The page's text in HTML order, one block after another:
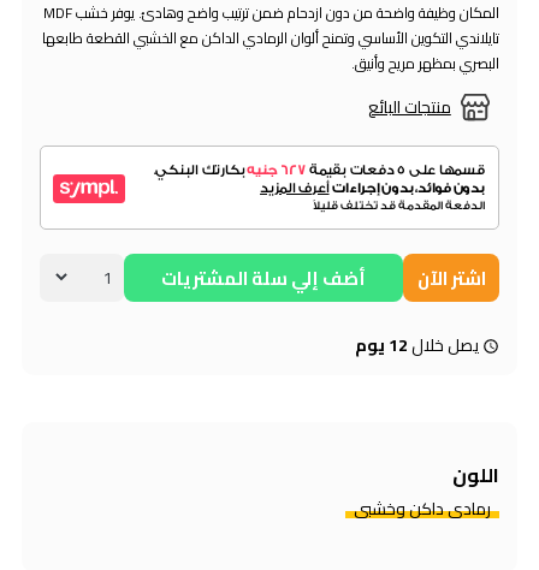
منتجات البائع
المكان وظيفة واضحة من دون ازدحام ضمن ترتيب واضح وهادئ. يوفر خشب MDF
تايلاندي التكوين الأساسي وتمنح ألوان الرمادي الداكن مع الخشبي القطعة طابعها
البصري بمظهر مريح وأنيق.
اشتر الآن أضف إلي سلة المشتريات
يصل خلال12 يوم
اللون
رمادي داكن وخشبي